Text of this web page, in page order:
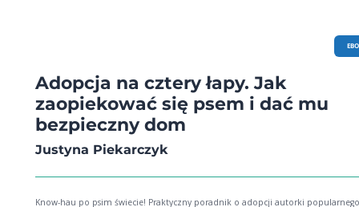
Adopcja na cztery łapy. Jak
zaopiekować się psem i dać mu
bezpieczny dom
Justyna Piekarczyk
Know-hau po psim świecie! Praktyczny poradnik o adopcji autorki popularnego